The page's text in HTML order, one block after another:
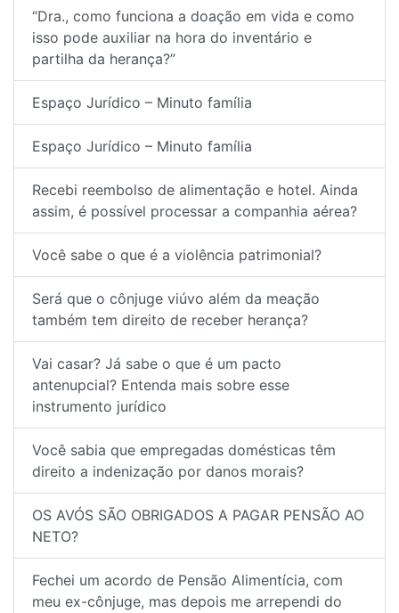
“Dra., como funciona a doação em vida e como
isso pode auxiliar na hora do inventário e
partilha da herança?”
Espaço Jurídico – Minuto família
Espaço Jurídico – Minuto família
Recebi reembolso de alimentação e hotel. Ainda
assim, é possível processar a companhia aérea?
Você sabe o que é a violência patrimonial?
Será que o cônjuge viúvo além da meação
também tem direito de receber herança?
Vai casar? Já sabe o que é um pacto
antenupcial? Entenda mais sobre esse
instrumento jurídico
Você sabia que empregadas domésticas têm
direito a indenização por danos morais?
OS AVÓS SÃO OBRIGADOS A PAGAR PENSÃO AO
NETO?
Fechei um acordo de Pensão Alimentícia, com
meu ex-cônjuge, mas depois me arrependi do